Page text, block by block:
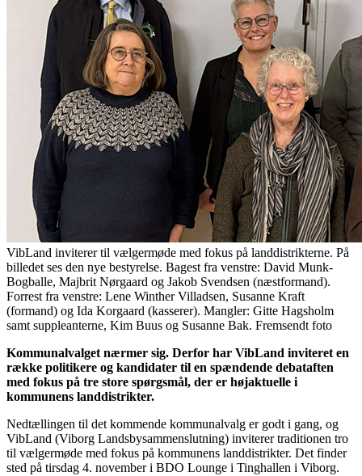
VibLand inviterer til vælgermøde med fokus på landdistrikterne. På
billedet ses den nye bestyrelse. Bagest fra venstre: David Munk-
Bogballe, Majbrit Nørgaard og Jakob Svendsen (næstformand).
Forrest fra venstre: Lene Winther Villadsen, Susanne Kraft
(formand) og Ida Korgaard (kasserer). Mangler: Gitte Hagsholm
samt suppleanterne, Kim Buus og Susanne Bak. Fremsendt foto
Kommunalvalget nærmer sig. Derfor har VibLand inviteret en
række politikere og kandidater til en spændende debataften
med fokus på tre store spørgsmål, der er højaktuelle i
kommunens landdistrikter.
Nedtællingen til det kommende kommunalvalg er godt i gang, og
VibLand (Viborg Landsbysammenslutning) inviterer traditionen tro
til vælgermøde med fokus på kommunens landdistrikter. Det finder
sted på tirsdag 4. november i BDO Lounge i Tinghallen i Viborg.